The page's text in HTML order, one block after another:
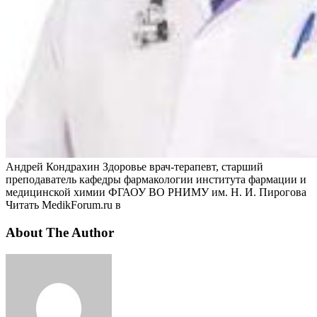
Андрей Кондрахин Здоровье врач-терапевт, старший
преподаватель кафедры фармакологии института фармации и
медицинской химии ФГАОУ ВО РНИМУ им. Н. И. Пирогова
Читать MedikForum.ru в
About The Author